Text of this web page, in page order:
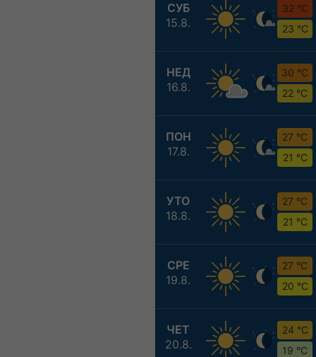
СУБ
15.8.
32 °C
23 °C
НЕД
16.8.
30 °C
22 °C
ПОН
17.8.
27 °C
21 °C
УТО
18.8.
27 °C
21 °C
СРЕ
19.8.
27 °C
20 °C
ЧЕТ
20.8.
24 °C
19 °C